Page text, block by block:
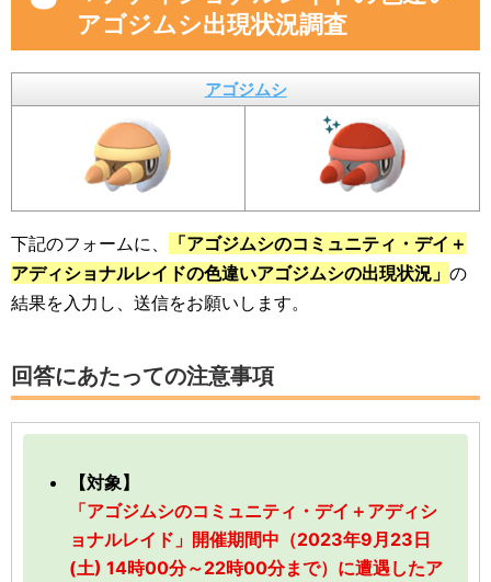
アゴジムシ出現状況調査
アゴジムシ
下記のフォームに、
「アゴジムシのコミュニティ・デイ＋
アディショナルレイドの色違いアゴジムシの出現状況」 の
結果を入力し、送信をお願いします。
回答にあたっての注意事項
【対象】
「アゴジムシのコミュニティ・デイ＋アディシ
ョナルレイド」開催期間中（2023年9月23日
(土) 14時00分～22時00分まで）に遭遇したア